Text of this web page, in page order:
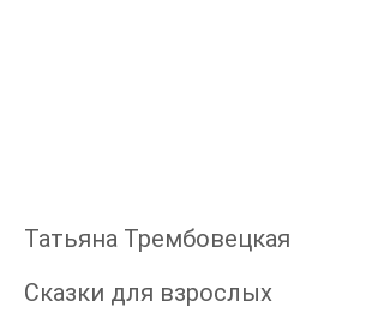
Татьяна Трембовецкая
Сказки для взрослых